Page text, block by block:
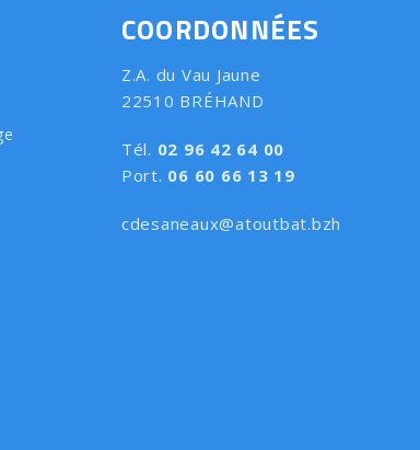
COORDONNÉES
Z.A. du Vau Jaune
22510 BRÉHAND
Tél. 02 96 42 64 00
Port. 06 60 66 13 19
cdesaneaux@atoutbat.bzh